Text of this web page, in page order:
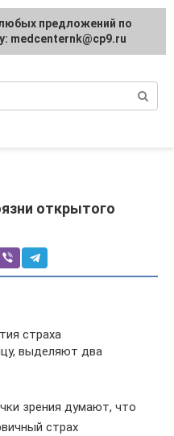
открытого
страха
выделяют два
зрения думают, что
страх
предложений по
medcenternk@cp9.ru